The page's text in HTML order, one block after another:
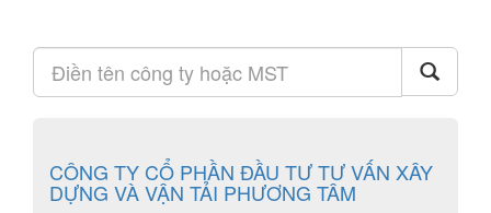
CÔNG TY CỔ PHẦN ĐẦU TƯ TƯ VẤN XÂY
DỰNG VÀ VẬN TẢI PHƯƠNG TÂM